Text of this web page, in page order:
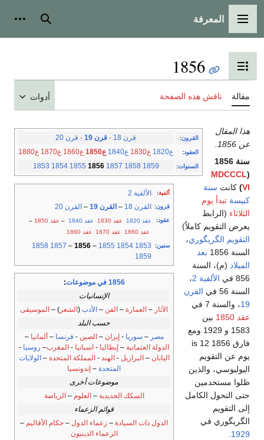
القائمة الرئيسية
المعرفة بحث
تبديل عرض جدول المحتويات
1856
مقالة ناقش هذه الصفحة أدوات
القرون: قرن 18 · قرن 19 · قرن 20
العقود: ع1820 ع1830 ع1840 ع1850 ع1860 ع1870 ع1880
السنوات:
1853 1854 1855 1856 1857 1858 1859
هذا المقال
عن 1856.
ألفية: الألفية 2
قرون: القرن 18 – القرن 19 – القرن 20
عقود: عقد 1820 عقد 1830 عقد 1840 – عقد 1850
–
عقد 1860
عقد 1870 عقد 1880
سنين:
1853
1854
1855
–
1856
–
1857
1858
1859
1856 في موضوعات
:
الإنسانيات
الآثار – العمارة – الفن – الأدب (الشعر ) – الموسيقى
حسب البلد
مصر – سوريا -إيران –الصين - فرنسا –ألمانيا –
الدولة العثمانية – إيطاليا - اسبانيا - المغرب– روسيا -
اليابان –البرازيل -الهند -المملكة المتحدة –الولايات
المتحدة – إندونسيا
موضوعات أخرى
السكك الحديدية –العلوم –الرياضة
قوائم الزعماء
الدول ذات السيادة – زعماء الدول – حكام الأقاليم –
الزعماء الدينيون
سنة 1856
(
MDCCCL
VI
) كانت سنة
كبيسة تبدأ يوم
الثلاثاء (الرابط
يعرض التقويم كاملاً)
التقويم الگريگوري،
السنة 1856
بعد
الميلاد (م)، السنة
856 في
الألفية 2
،
السنة 56 في
القرن
19، والسنة 7 في
عقد 1850
بين
1583 و 1929 ومع
فارق 1856 is 12
يوم عن التقويم
اليوليوسي، والذين
ظلوا مستخدمين
حتى التحول الكامل
إلى التقويم
الگريگوري في
1929